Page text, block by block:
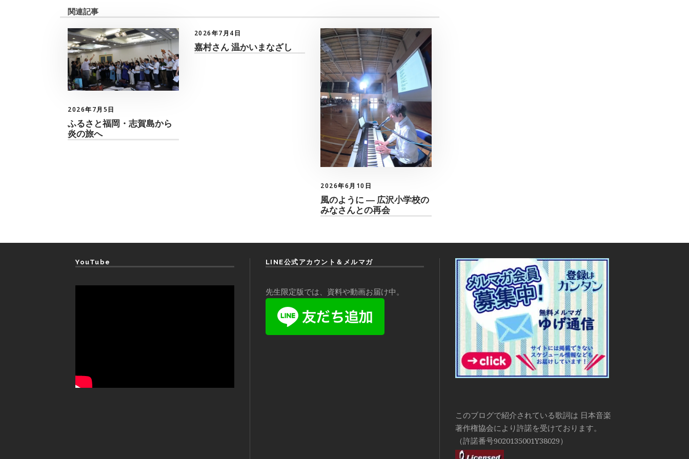
関連記事
2026年7月5日
ふるさと福岡・志賀島から
炎の旅へ
2026年7月4日
嘉村さん 温かいまなざし
2026年6月10日
風のように ― 広沢小学校の
みなさんとの再会
YouTube LINE公式アカウント＆メルマガ
先生限定版では、資料や動画お届け中。
このブログで紹介されている歌詞は 日本音楽
著作権協会により許諾を受けております。
（許諾番号9020135001Y38029）